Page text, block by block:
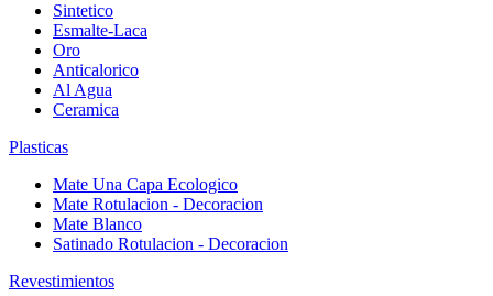
Sintetico
Esmalte-Laca
Oro
Anticalorico
Al Agua
Ceramica
Plasticas
Mate Una Capa Ecologico
Mate Rotulacion - Decoracion
Mate Blanco
Satinado Rotulacion - Decoracion
Revestimientos